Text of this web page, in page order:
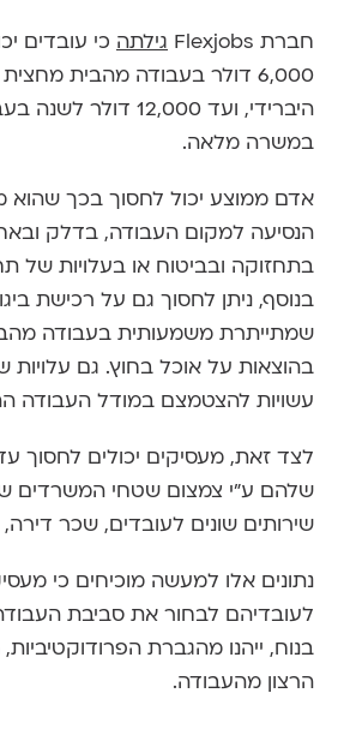
חברת Flexjobs גילתה כי עובדים
6,000 דולר בעבודה מהבית
היברידי, ועד 12,000
במשרה מלאה.
אדם ממוצע יכול לחסוך בכך שהוא
הנסיעה למקום העבודה, בדלק
בתחזוקה ובביטוח או בעלויות של
בנוסף, ניתן לחסוך גם על רכישת
שמתייתרת משמעותית בעבודה
בהוצאות על אוכל בחוץ. גם עלויות
עשויות להצטמצם במודל העבודה
שלהם ע"י צמצום שטחי המשרדים
שירותים שונים לעובדים, שכר דירה,
נתונים אלו למעשה מוכיחים כי
לעובדיהם לבחור את סביבת
בנוח, ייהנו מהגברת
הרצון מהעבודה.